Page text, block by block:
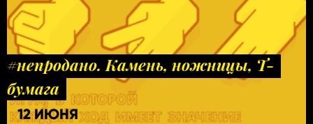
#непродано. Камень, ножницы, Т-
бумага
12 ИЮНЯ